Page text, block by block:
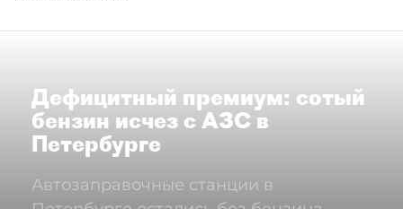
Дефицитный премиум: сотый
бензин исчез с АЗС в
Петербурге
Автозаправочные станции в